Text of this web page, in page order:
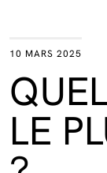
10 MARS 2025
LE